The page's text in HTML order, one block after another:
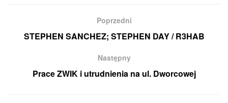
Poprzedni
STEPHEN SANCHEZ; STEPHEN DAY / R3HAB
Następny
Prace ZWIK i utrudnienia na ul. Dworcowej